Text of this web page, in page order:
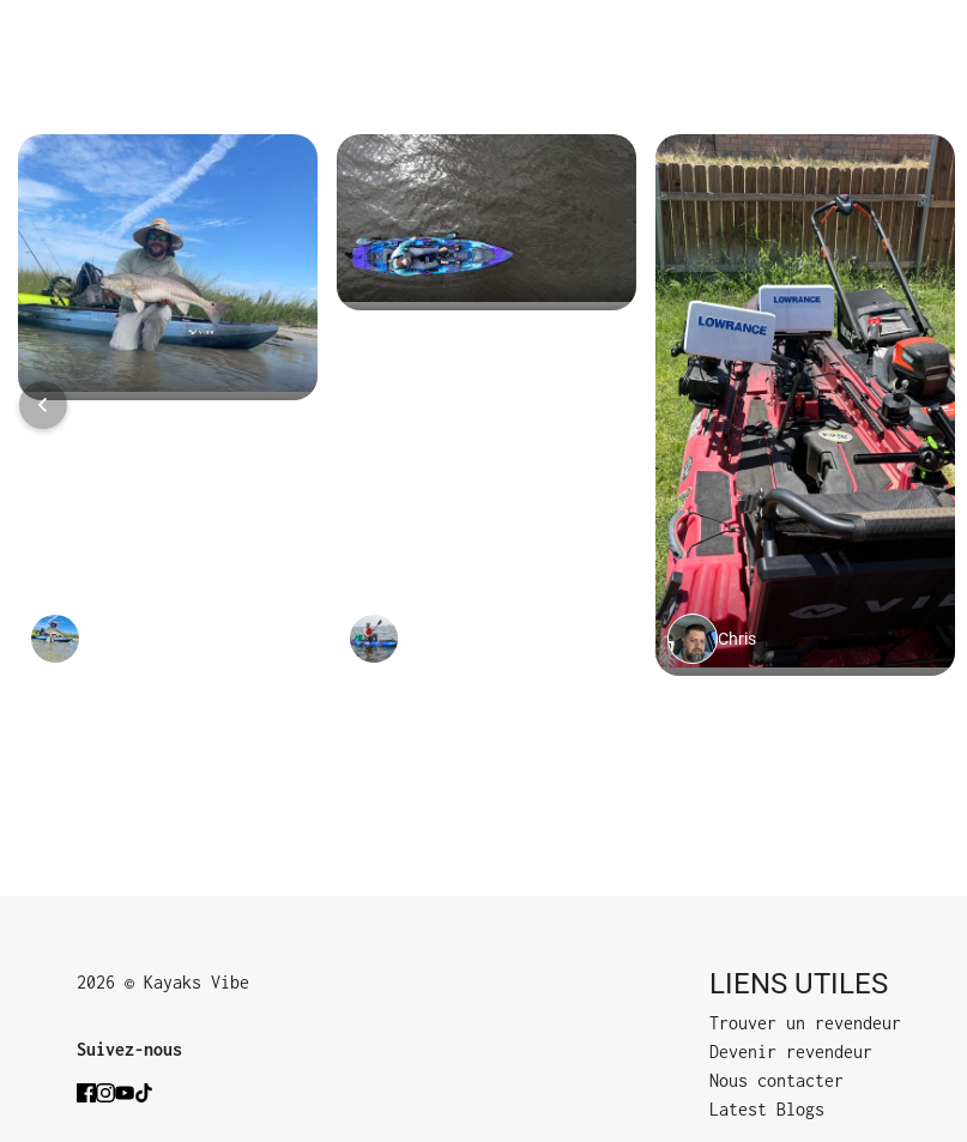
2026 © Kayaks Vibe
Suivez-nous
LIENS UTILES
Trouver un revendeur
Devenir revendeur
Nous contacter
Latest Blogs